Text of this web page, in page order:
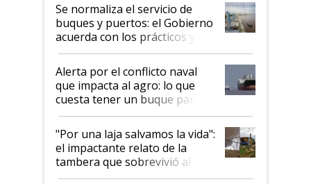
Se normaliza el servicio de
buques y puertos: el Gobierno
acuerda con los prácticos y
suspende el decreto de
desregulación
Alerta por el conflicto naval
que impacta al agro: lo que
cuesta tener un buque parado
y el peligro de que Argentina
pase a ser "país sucio"
"Por una laja salvamos la vida":
el impactante relato de la
tambera que sobrevivió al
tornado